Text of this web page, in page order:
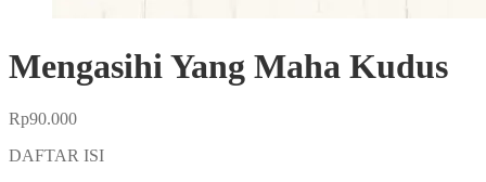
Mengasihi Yang Maha Kudus
Rp90.000
DAFTAR ISI